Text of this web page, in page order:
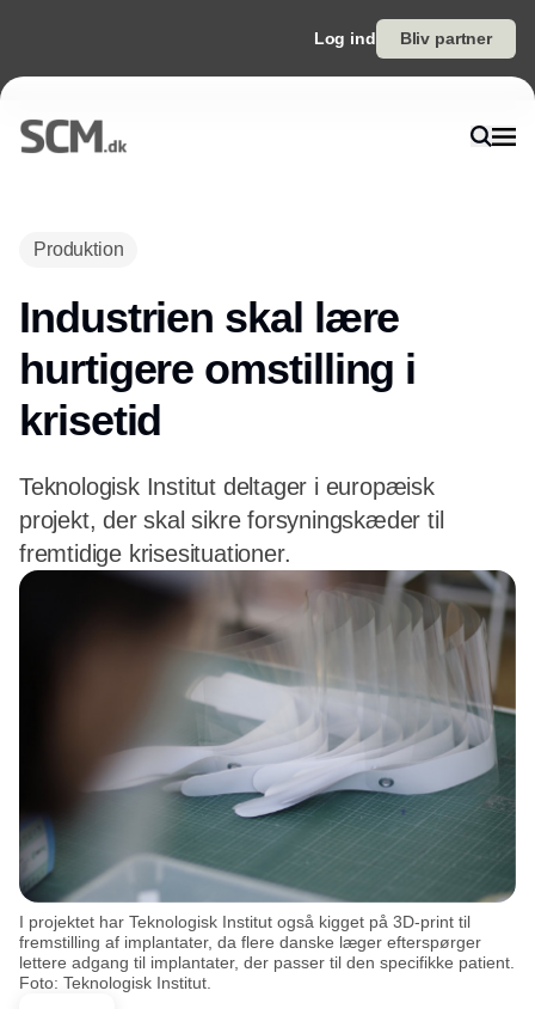
Log ind Bliv partner
Produktion
Industrien skal lære
hurtigere omstilling i
krisetid
Teknologisk Institut deltager i europæisk
projekt, der skal sikre forsyningskæder til
fremtidige krisesituationer.
I projektet har Teknologisk Institut også kigget på 3D-print til
fremstilling af implantater, da flere danske læger efterspørger
lettere adgang til implantater, der passer til den specifikke patient.
Foto: Teknologisk Institut.